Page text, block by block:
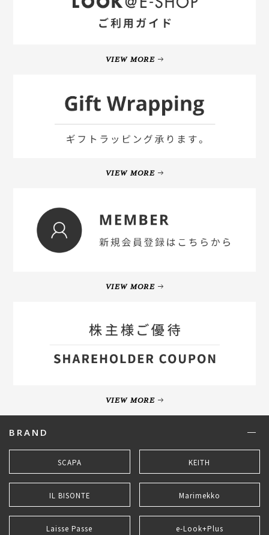
VIEW MORE
VIEW MORE
VIEW MORE
VIEW MORE
BRAND
SCAPA KEITH
IL BISONTE Marimekko
Laisse Passe e-Look+Plus